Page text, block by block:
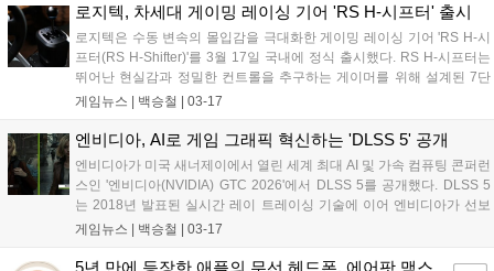
량(SDV) 역량, 글로벌 차량 플릿, 자율주행 개발 전문성과 엔비디아의
가속 컴퓨팅, AI 인프라, 자율주행 소프트웨어를 결합한다. 이를 통해 현
대차그룹 차량 플랫폼 전반에 걸쳐 확장 가능한 데이터 기반 자율주행
시스템 개발을 지원하는 것을 목표로 한다....
로지텍, 차세대 게이밍 레이싱 기어 'RS H-시프터' 출시
로지텍은 수동 변속의 몰입감을 극대화한 게이밍 레이싱 기어 'RS H-시
프터(RS H-Shifter)'를 3월 17일 국내에 정식 출시했다. RS H-시프터는
뛰어난 현실감과 정밀한 컨트롤을 추구하는 게이머를 위해 설계된 7단
+후진 수동 시프터로, 실제 H-패턴 기어박스에 가까운 변속 감각을 구현
작감을 제공하며, 다양한 레이싱 장르에서 보다 몰입감 있는 주행을 지
원한다....
게임뉴스 | 백승철 03-17
엔비디아, AI로 게임 그래픽 혁신하는 'DLSS 5' 공개
엔비디아가 미국 새너제이에서 열린 세계 최대 AI 및 가속 컴퓨팅 콘퍼런
스인 '엔비디아(NVIDIA) GTC 2026'에서 DLSS 5를 공개했다. DLSS 5
는 2018년 발표된 실시간 레이 트레이싱 기술에 이어 엔비디아가 선보
이는 차세대 컴퓨터 그래픽 혁신이다. DLSS 5는 픽셀에 사실적인 조명
링과 현실 사이의 간극을 좁히며, 덕분에 게임 개발자들은 그동안 할리
게임뉴스 | 백승철 03-17
5년 만에 등장한 애플의 무선 헤드폰, 에어팟 맥스